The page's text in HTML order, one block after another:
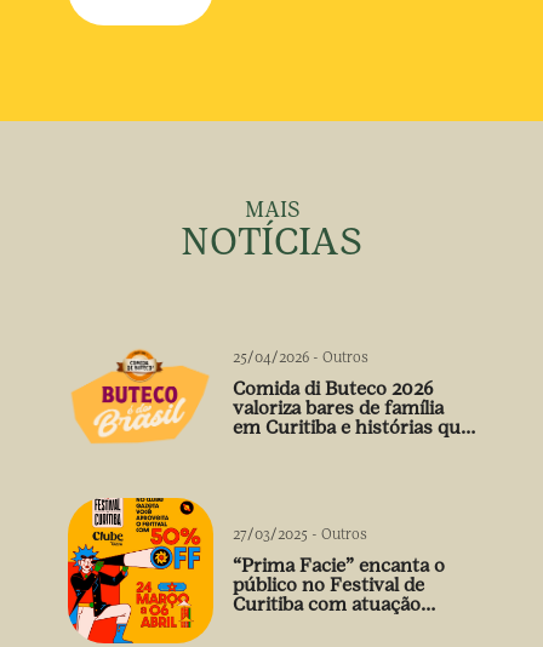
MAIS
NOTÍCIAS
25/04/2026 - Outros
Comida di Buteco 2026
valoriza bares de família
em Curitiba e histórias que
27/03/2025 - Outros
“Prima Facie” encanta o
público no Festival de
Curitiba com atuação